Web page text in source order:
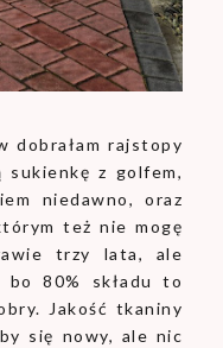
dobrałam rajstopy
sukienkę z golfem,
niedawno, oraz
też nie mogę
trzy lata, ale
80% składu to
Jakość tkaniny
się nowy, ale nic